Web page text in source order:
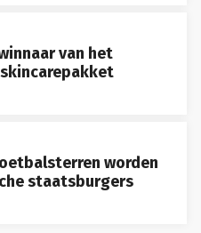
van het
worden
staatsburgers